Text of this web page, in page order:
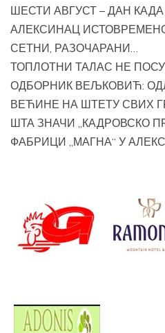
ШЕСТИ АВГУСТ – ДАН
АЛЕКСИНАЦ
СЕТНИ, РАЗОЧАРАНИ…
ТОПЛОТНИ ТАЛАС НЕ
ОДБОРНИК ВЕЉКОВИЋ:
ВЕЋИНЕ НА ШТЕТУ СВИХ
ШТА ЗНАЧИ „КАДРОВСКО
ФАБРИЦИ „МАГНА“ У